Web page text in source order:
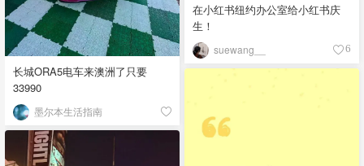
在小红书纽约办公室给小红书庆
生！
suewang__ 6
长城ORA5电车来澳洲了只要
33990
墨尔本生活指南